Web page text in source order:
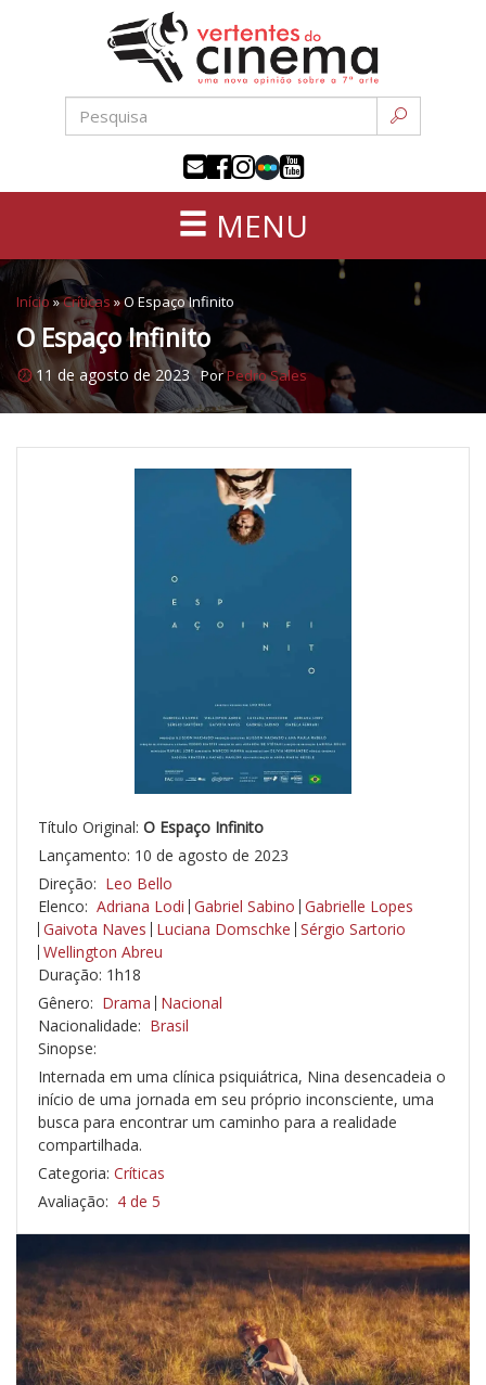
conteúdo
sétima
MENU
Início »Críticas »O Espaço Infinito
O Espaço Infinito
11 de agosto de 2023 PorPedro Sales
Título Original: O Espaço Infinito
Lançamento: 10 de agosto de 2023
Direção: Leo Bello
Elenco: Adriana Lodi Gabriel Sabino Gabrielle Lopes
Gaivota Naves Luciana Domschke Sérgio Sartorio
Wellington Abreu
Duração: 1h18
Gênero: Drama Nacional
Nacionalidade: Brasil
Sinopse:
Internada em uma clínica psiquiátrica, Nina desencadeia o
início de uma jornada em seu próprio inconsciente, uma
busca para encontrar um caminho para a realidade
compartilhada.
Categoria: Críticas
Avaliação: 4 de 5